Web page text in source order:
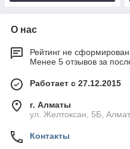
О нас
Рейтинг не сформирован
Менее 5 отзывов за
Работает с 27.12.2015
г. Алматы
ул. Желтоксан, 5Б,
Контакты